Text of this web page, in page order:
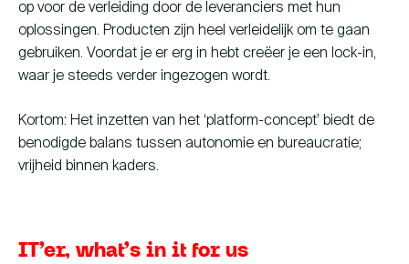
op voor de verleiding door de leveranciers met hun
oplossingen. Producten zijn heel verleidelijk om te gaan
gebruiken. Voordat je er erg in hebt creëer je een lock-in,
waar je steeds verder ingezogen wordt.
Kortom: Het inzetten van het ‘platform-concept’ biedt de
benodigde balans tussen autonomie en bureaucratie;
vrijheid binnen kaders.
IT’er, what’s in it for us